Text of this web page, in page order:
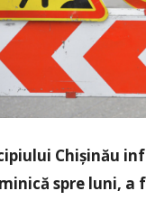
Chișinău
spre luni,